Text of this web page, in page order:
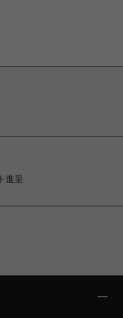
進呈